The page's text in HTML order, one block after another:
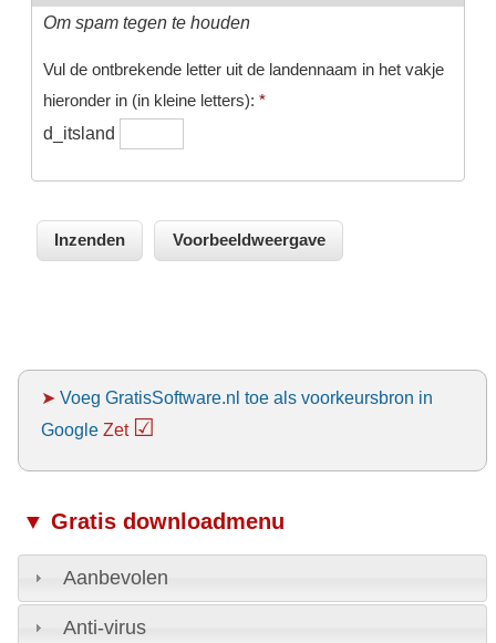
Om spam tegen te houden
Vul de ontbrekende letter uit de landennaam in het vakje
hieronder in (in kleine letters): *
d_itsland
➤ Voeg GratisSoftware.nl toe als voorkeursbron in
Google Zet ☑
▼ Gratis downloadmenu
Aanbevolen
Anti-virus